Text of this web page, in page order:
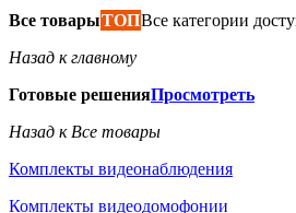
Все товарыТОПВсе категории
Назад к главному
Готовые решенияПросмотреть
Назад к Все товары
Комплекты видеонаблюдения
Комплекты видеодомофонии